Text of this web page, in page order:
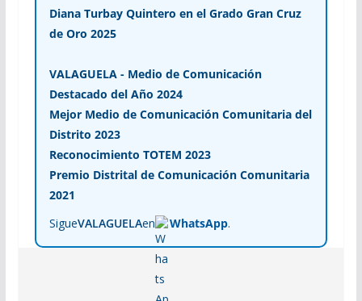
Diana Turbay Quintero en el Grado Gran Cruz
de Oro 2025
VALAGUELA - Medio de Comunicación
Destacado del Año 2024
Mejor Medio de Comunicación Comunitaria del
Distrito 2023
Reconocimiento TOTEM 2023
Premio Distrital de Comunicación Comunitaria
2021
SigueVALAGUELAen WhatsApp.